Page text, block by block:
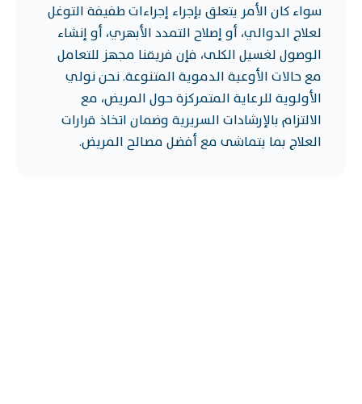
سواء كان الأمر يتعلق بإجراء إجراءات طفيفة التوغل
لعلاج الدوالي، أو إصلاح التمدد الأبهري، أو إنشاء
الوصول لغسيل الكلى، فإن فريقنا مجهز للتعامل
مع حالات الأوعية الدموية المتنوعة. نحن نولي
الأولوية للرعاية المتمركزة حول المريض، مع
الالتزام بالإرشادات السريرية وضمان اتخاذ قرارات
العلاج بما يتماشى مع أفضل مصالح المريض.